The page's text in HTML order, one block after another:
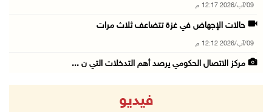
09/آب/2026 12:17 م
حالات الإجهاض في غزة تتضاعف ثلاث مرات
09/آب/2026 12:12 م
مركز الاتصال الحكومي يرصد أهم التدخلات التي ن ...
سلطة النقد و"اوريدو" توقعان مذكرة تفاهم للاست ...
فيديو